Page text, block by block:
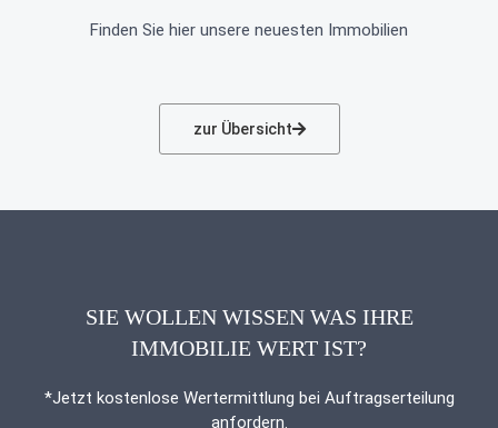
Finden Sie hier unsere neuesten Immobilien
zur Übersicht
SIE WOLLEN WISSEN WAS IHRE
IMMOBILIE WERT IST?
*Jetzt kostenlose Wertermittlung bei Auftragserteilung
anfordern.